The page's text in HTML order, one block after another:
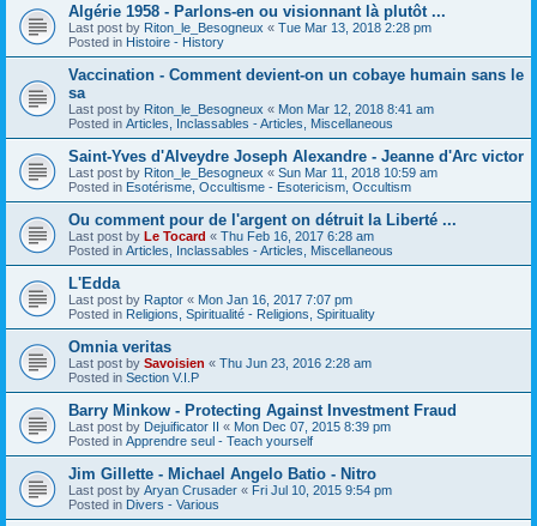
Algérie 1958 - Parlons-en ou visionnant là plutôt ...
Last post by Riton_le_Besogneux « Tue Mar 13, 2018 2:28 pm
Posted in Histoire - History
Vaccination - Comment devient-on un cobaye humain sans le
sa
Last post by Riton_le_Besogneux « Mon Mar 12, 2018 8:41 am
Posted in Articles, Inclassables - Articles, Miscellaneous
Saint-Yves d'Alveydre Joseph Alexandre - Jeanne d'Arc victor
Last post by Riton_le_Besogneux « Sun Mar 11, 2018 10:59 am
Posted in Esotérisme, Occultisme - Esotericism, Occultism
Ou comment pour de l'argent on détruit la Liberté ...
Last post by Le Tocard « Thu Feb 16, 2017 6:28 am
Posted in Articles, Inclassables - Articles, Miscellaneous
L'Edda
Last post by Raptor « Mon Jan 16, 2017 7:07 pm
Posted in Religions, Spiritualité - Religions, Spirituality
Omnia veritas
Last post by Savoisien « Thu Jun 23, 2016 2:28 am
Posted in Section V.I.P
Barry Minkow - Protecting Against Investment Fraud
Last post by Dejuificator II « Mon Dec 07, 2015 8:39 pm
Posted in Apprendre seul - Teach yourself
Jim Gillette - Michael Angelo Batio - Nitro
Last post by Aryan Crusader « Fri Jul 10, 2015 9:54 pm
Posted in Divers - Various